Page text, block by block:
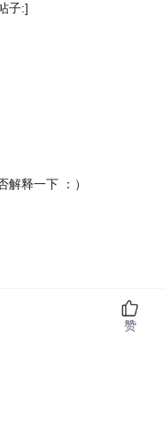
子:]
解释一下 ：）
赞